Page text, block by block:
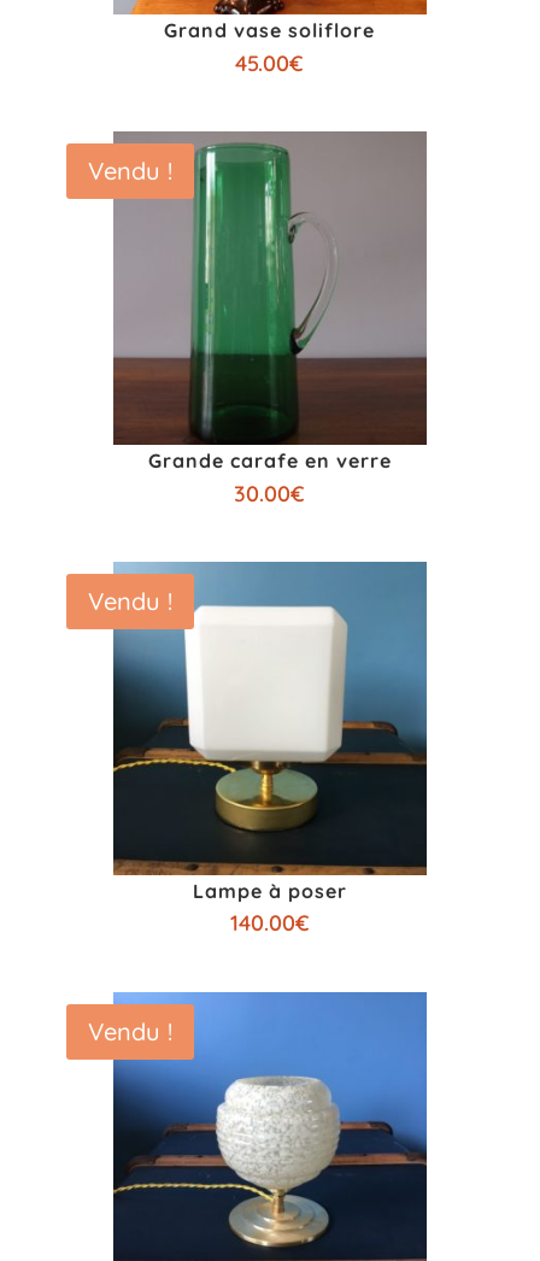
Grand vase soliflore
45.00€
Grande carafe en verre
30.00€
Vendu !
Lampe à poser
140.00€
Vendu !
Vendu !